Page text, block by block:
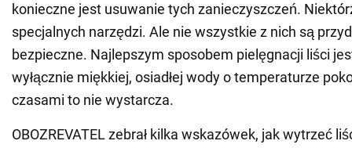
konieczne jest usuwanie tych zanieczyszczeń.
specjalnych narzędzi. Ale nie wszystkie z nich są
bezpieczne. Najlepszym sposobem pielęgnacji liści
wyłącznie miękkiej, osiadłej wody o temperaturze
czasami to nie wystarcza.
OBOZREVATEL zebrał kilka wskazówek, jak wytrzeć